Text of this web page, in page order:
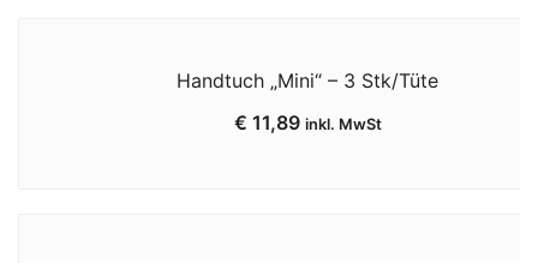
Handtuch „Mini“ – 3 Stk/Tüte
€ 11,89 inkl. MwSt